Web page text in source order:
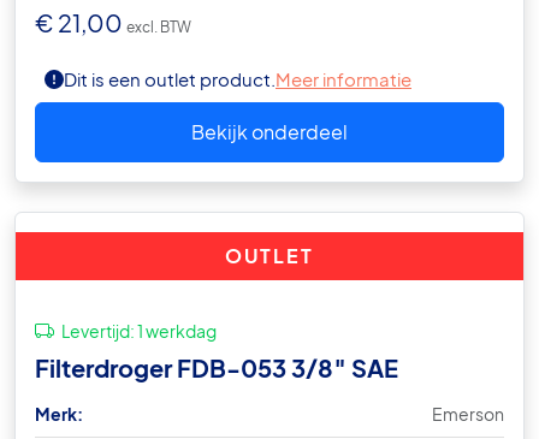
€ 21,00 excl. BTW
Dit is een outlet product. Meer informatie
Bekijk onderdeel
OUTLET
Levertijd:1 werkdag
Filterdroger FDB-053 3/8″ SAE
Merk: Emerson